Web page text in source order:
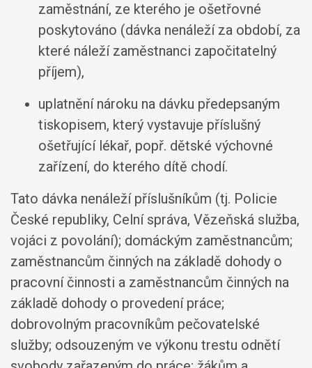
zaměstnání, ze kterého je ošetřovné
poskytováno (dávka nenáleží za období, za
které náleží zaměstnanci započitatelný
příjem),
uplatnění nároku na dávku předepsaným
tiskopisem, který vystavuje příslušný
ošetřující lékař, popř. dětské výchovné
zařízení, do kterého dítě chodí.
Tato dávka nenáleží příslušníkům (tj. Policie
České republiky, Celní správa, Vězeňská služba,
vojáci z povolání); domáckým zaměstnancům;
zaměstnancům činných na základě dohody o
pracovní činnosti a zaměstnancům činných na
základě dohody o provedení práce;
dobrovolným pracovníkům pečovatelské
služby; odsouzeným ve výkonu trestu odnětí